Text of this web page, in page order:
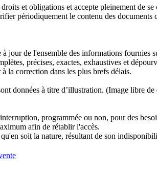
et obligations et accepte pleinement de
périodiquement le contenu des
jour de l'ensemble des informations fournies
précises, exactes, exhaustives et
la correction dans les plus brefs délais.
données à titre d’illustration. (Image libre
programmée ou non, pour des
afin de rétablir l'accès.
soit la nature, résultant de son